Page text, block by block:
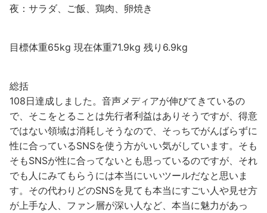
夜：サラダ、ご飯、鶏肉、卵焼き
目標体重65kg 現在体重71.9kg 残り6.9kg
総括
108日達成しました。音声メディアが伸びてきているの
で、そこをとることは先行者利益はありそうですが、得意
ではない領域は消耗しそうなので、そっちでがんばらずに
性に合っているSNSを使う方がいい気がしています。そも
そもSNSが性に合ってないとも思っているのですが、それ
でも人にみてもらうには本当にいいツールだなと思いま
す。その代わりどのSNSを見ても本当にすごい人や見せ方
が上手な人、ファン層が深い人など、本当に魅力があっ